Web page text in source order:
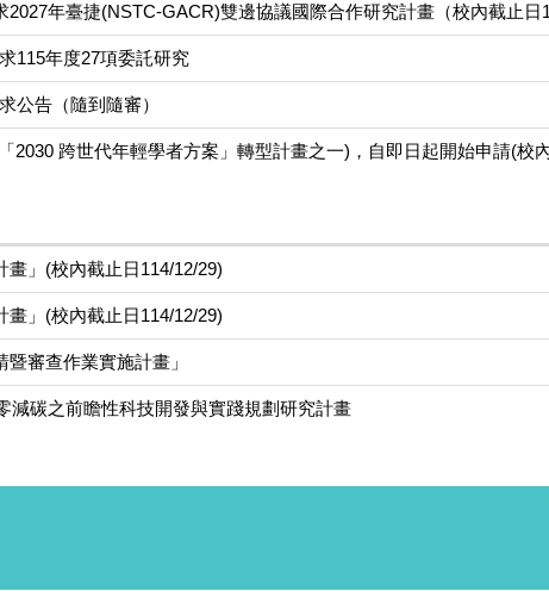
年臺捷(NSTC-GACR)雙邊協議國際合作研究計畫（校內截止日
115年度27項委託研究
公告（隨到隨審）
2030 跨世代年輕學者方案」轉型計畫之一)，自即日起開始申請(校
」(校內截止日114/12/29)
」(校內截止日114/12/29)
審查作業實施計畫」
減碳之前瞻性科技開發與實踐規劃研究計畫